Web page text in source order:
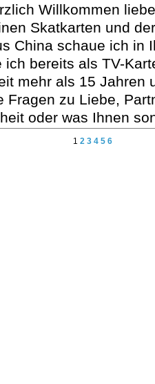
Willkommen
Skatkarten und
China schaue ich in
ich bereits als TV-
mehr als 15 Jahren
Fragen zu Liebe,
oder was Ihnen
1 2 3 4 5 6